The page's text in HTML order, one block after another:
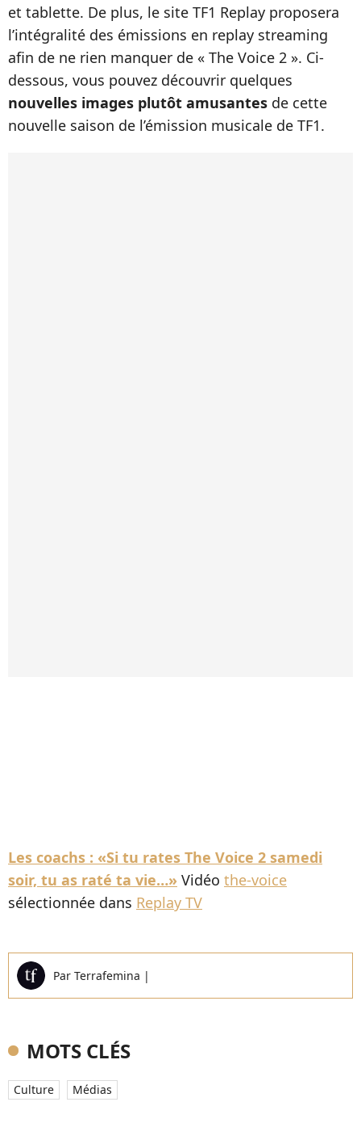
et tablette. De plus, le site TF1 Replay proposera
l’intégralité des émissions en replay streaming
afin de ne rien manquer de « The Voice 2 ». Ci-
dessous, vous pouvez découvrir quelques
nouvelles images plutôt amusantes de cette
nouvelle saison de l’émission musicale de TF1.
Les coachs : «Si tu rates The Voice 2 samedi
soir, tu as raté ta vie…» Vidéo the-voice
sélectionnée dans Replay TV
Par Terrafemina |
MOTS CLÉS
Culture Médias